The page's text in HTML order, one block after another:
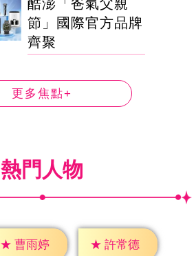
酷澎「爸氣父親
節」國際官方品牌
齊聚
更多焦點+
熱門人物
★ 曹雨婷 ★ 許常德